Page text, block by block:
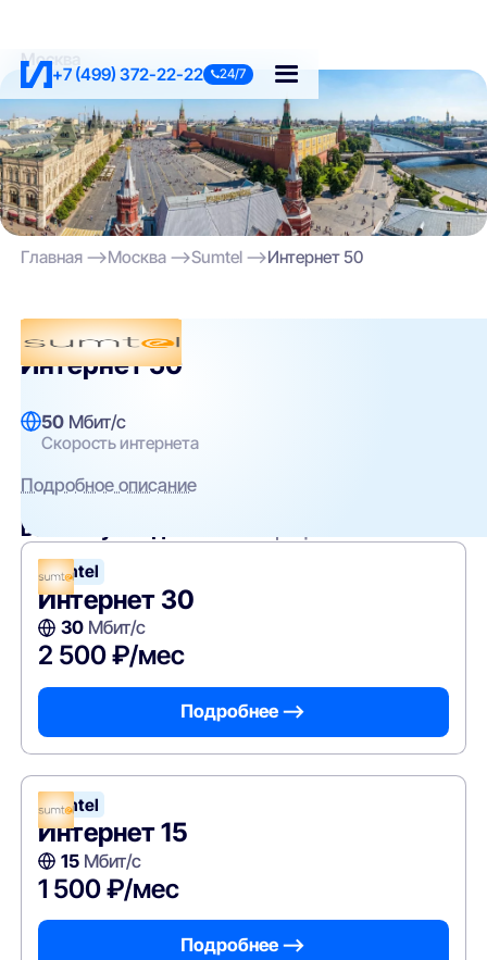
+7 (499) 372-22-22 24/7
Москва
Главная Москва Sumtel Интернет 50
Sumtel
Интернет 50
50 Мбит/с
Скорость интернета
Подробное описание
Вам могут подойти
Sumtel
Интернет 30
30Мбит/с
2 500 ₽/мес
Подробнее —>
Sumtel
Интернет 15
15Мбит/с
1 500 ₽/мес
Подробнее —>